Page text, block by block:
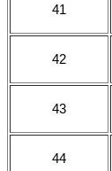
41
42
43
44